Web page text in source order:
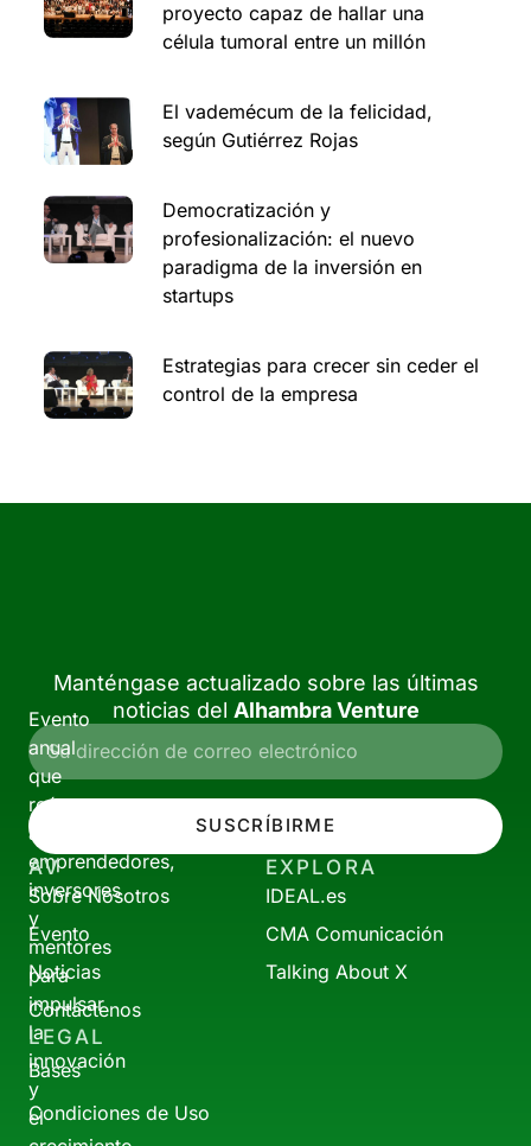
proyecto capaz de hallar una
célula tumoral entre un millón
El vademécum de la felicidad,
según Gutiérrez Rojas
Democratización y
profesionalización: el nuevo
paradigma de la inversión en
startups
Estrategias para crecer sin ceder el
control de la empresa
Evento
anual
que
reúne
a
emprendedores,
inversores
y
mentores
para
impulsar
la
innovación
y
el
Manténgase actualizado sobre las últimas
noticias del Alhambra Venture
SUSCRÍBIRME
AV
Sobre Nosotros
Evento
Noticias
Contáctenos
EXPLORA
IDEAL.es
CMA Comunicación
Talking About X
LEGAL
Bases
Condiciones de Uso